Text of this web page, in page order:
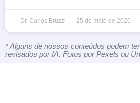
Dr. Carlos Bruzzi 25 de maio de 2026
* Alguns de nossos conteúdos podem
revisados por IA. Fotos por Pexels ou